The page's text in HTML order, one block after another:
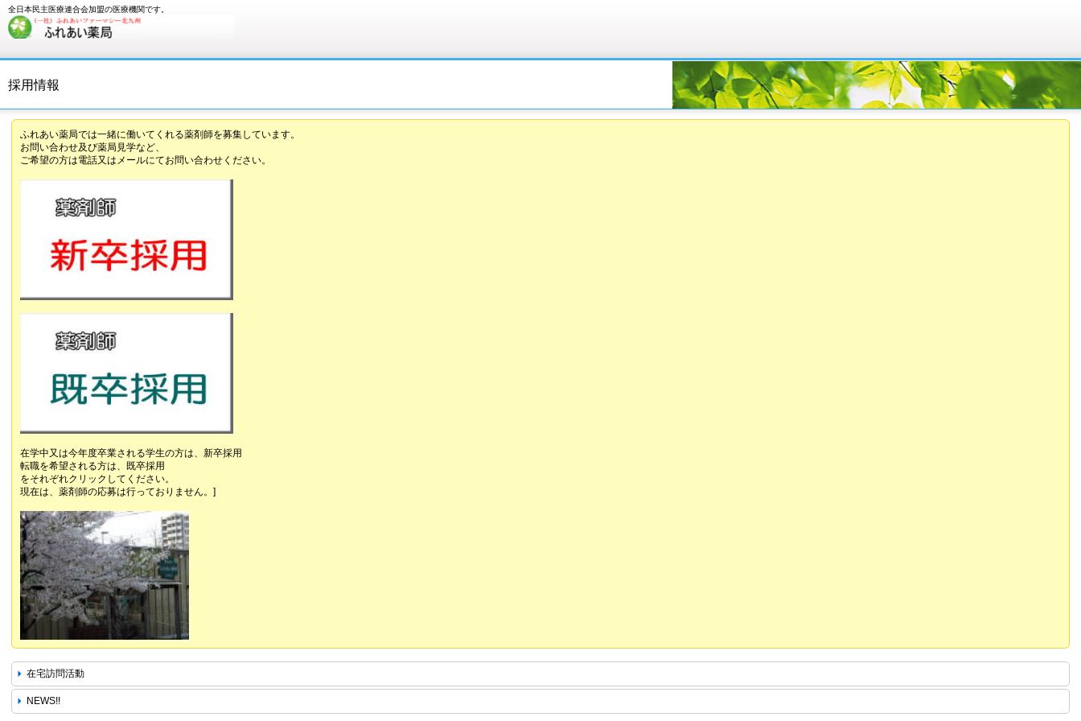
全日本民主医療連合会加盟の医療機関です。
採用情報
ふれあい薬局では一緒に働いてくれる薬剤師を募集しています。
お問い合わせ及び薬局見学など、
ご希望の方は電話又はメールにてお問い合わせください。
在学中又は今年度卒業される学生の方は、新卒採用
転職を希望される方は、既卒採用
をそれぞれクリックしてください。
現在は、薬剤師の応募は行っておりません。]
在宅訪問活動
NEWS!!